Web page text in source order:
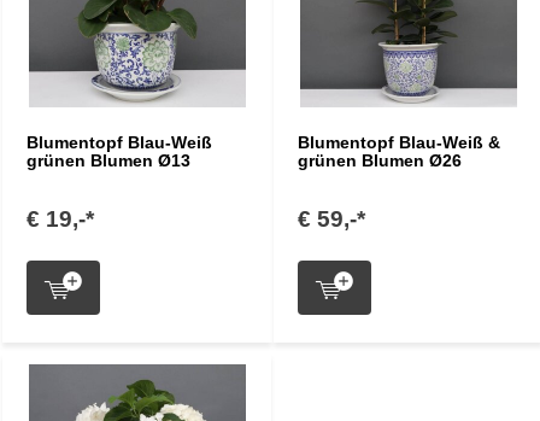
Blumentopf Blau-Weiß
grünen Blumen Ø13
€ 19,-*
Blumentopf Blau-Weiß &
grünen Blumen Ø26
€ 59,-*